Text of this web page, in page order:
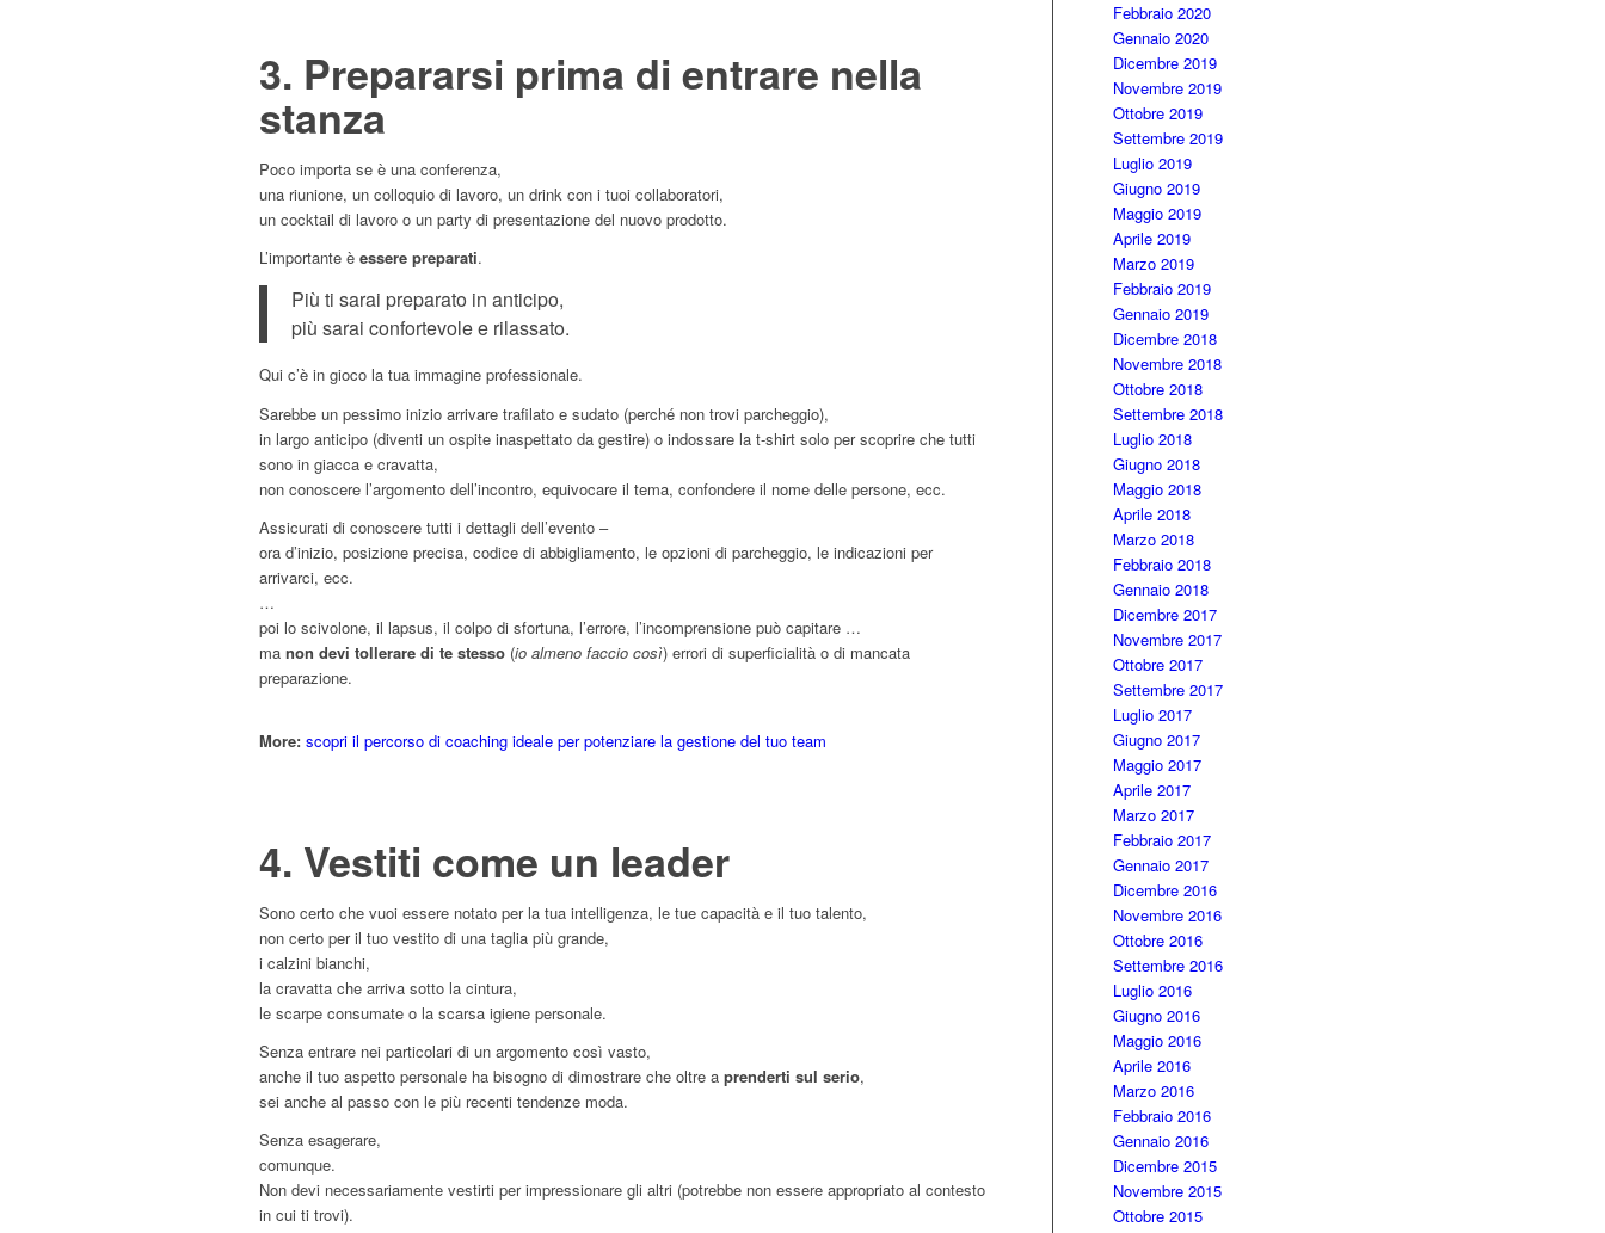
3. Prepararsi prima di entrare nella
stanza
Poco importa se è una conferenza,
una riunione, un colloquio di lavoro, un drink con i tuoi collaboratori,
un cocktail di lavoro o un party di presentazione del nuovo prodotto.
L’importante è essere preparati.
Più ti sarai preparato in anticipo,
più sarai confortevole e rilassato.
Qui c’è in gioco la tua immagine professionale.
Sarebbe un pessimo inizio arrivare trafilato e sudato (perché non trovi parcheggio),
in largo anticipo (diventi un ospite inaspettato da gestire) o indossare la t-shirt solo per scoprire che tutti
sono in giacca e cravatta,
non conoscere l’argomento dell’incontro, equivocare il tema, confondere il nome delle persone, ecc.
Assicurati di conoscere tutti i dettagli dell’evento –
ora d’inizio, posizione precisa, codice di abbigliamento, le opzioni di parcheggio, le indicazioni per
arrivarci, ecc.
…
poi lo scivolone, il lapsus, il colpo di sfortuna, l’errore, l’incomprensione può capitare …
ma non devi tollerare di te stesso (io almeno faccio così) errori di superficialità o di mancata
preparazione.
More: scopri il percorso di coaching ideale per potenziare la gestione del tuo team
4. Vestiti come un leader
Sono certo che vuoi essere notato per la tua intelligenza, le tue capacità e il tuo talento,
non certo per il tuo vestito di una taglia più grande,
i calzini bianchi,
la cravatta che arriva sotto la cintura,
le scarpe consumate o la scarsa igiene personale.
Senza entrare nei particolari di un argomento così vasto,
anche il tuo aspetto personale ha bisogno di dimostrare che oltre a prenderti sul serio,
sei anche al passo con le più recenti tendenze moda.
Senza esagerare,
comunque.
Non devi necessariamente vestirti per impressionare gli altri (potrebbe non essere appropriato al contesto
in cui ti trovi).
Febbraio 2020
Gennaio 2020
Dicembre 2019
Novembre 2019
Ottobre 2019
Settembre 2019
Luglio 2019
Giugno 2019
Maggio 2019
Aprile 2019
Marzo 2019
Febbraio 2019
Gennaio 2019
Dicembre 2018
Novembre 2018
Ottobre 2018
Settembre 2018
Luglio 2018
Giugno 2018
Maggio 2018
Aprile 2018
Marzo 2018
Febbraio 2018
Gennaio 2018
Dicembre 2017
Novembre 2017
Ottobre 2017
Settembre 2017
Luglio 2017
Giugno 2017
Maggio 2017
Aprile 2017
Marzo 2017
Febbraio 2017
Gennaio 2017
Dicembre 2016
Novembre 2016
Ottobre 2016
Settembre 2016
Luglio 2016
Giugno 2016
Maggio 2016
Aprile 2016
Marzo 2016
Febbraio 2016
Gennaio 2016
Dicembre 2015
Novembre 2015
Ottobre 2015